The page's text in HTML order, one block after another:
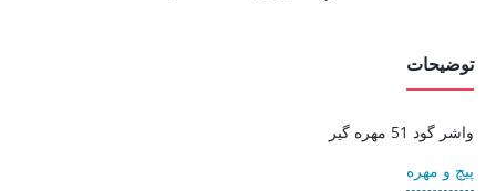
توضیحات
واشر گود 51 مهره گیر
پیچ و مهره